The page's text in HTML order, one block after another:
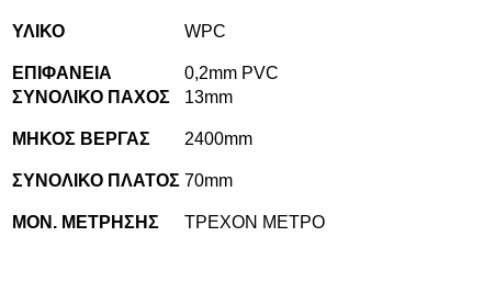
ΥΛΙΚΟ WPC
ΕΠΙΦΑΝΕΙΑ
0,2mm PVC
ΣΥΝΟΛΙΚΟ ΠΑΧΟΣ
13mm
ΜΗΚΟΣ ΒΕΡΓΑΣ 2400mm
ΣΥΝΟΛΙΚΟ ΠΛΑΤΟΣ 70mm
ΜΟΝ. ΜΕΤΡΗΣΗΣ ΤΡΕΧΟΝ ΜΕΤΡΟ